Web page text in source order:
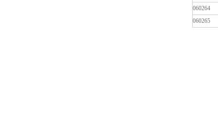
060264
060265